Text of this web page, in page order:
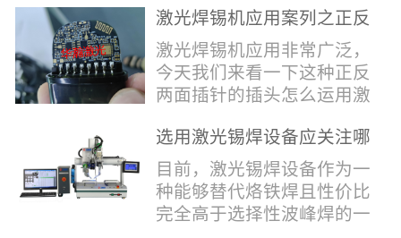
整机调试、性能检测到成品
领域十余载，没有华丽的措
辞，只有最朴实的工艺呈
现，为客户解决实实在在的
落地生产难题。决定电池安
全的“微米关卡”随着新能源
汽车与储能市场爆发式增
堂，共同回顾了过去一年的
奋斗与辉煌，分享了成功的
喜悦，并对新的一年充满了
无限憧憬。回望过去，铭记
经理尹建中先生发表了振奋
人心的讲话。他首先对全体
员工在过去一年中的辛勤付
出和卓越贡献表示了最衷心
的感谢，并全面回顾了公司
激光焊锡机应用案列之正反
两面插针焊接
激光焊锡机应用非常广泛，
今天我们来看一下这种正反
两面插针的插头怎么运用激
反两面都有插针的插头，其
焊接的方式还是有一定的难
点的，第一回流焊和自动烙
铁焊都不合适，因为对面一
选用激光锡焊设备应关注哪
些方面
目前，激光锡焊设备作为一
种能够替代烙铁焊且性价比
完全高于选择性波峰焊的一